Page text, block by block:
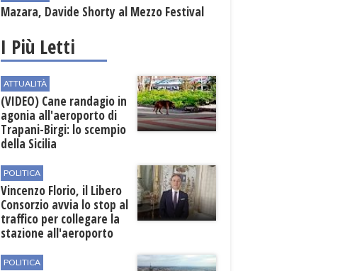
Mazara, Davide Shorty al Mezzo Festival
I Più Letti
ATTUALITÀ
(VIDEO) Cane randagio in
agonia all'aeroporto di
Trapani-Birgi: lo scempio
della Sicilia
POLITICA
Vincenzo Florio, il Libero
Consorzio avvia lo stop al
traffico per collegare la
stazione all'aeroporto
POLITICA